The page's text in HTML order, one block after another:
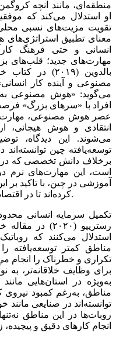
او استدلال می‌کند که
تقویت مزیت‌‌‌های نسبی
معنای تطبیق استراتژی‌‌‌های
انسانی و حتی فرهنگ
مهارت‌‌‌های جدید؛ قلب‌‌‌های
بالدوین
مصنوعی و آینده کار
می‌‌‌گوید: «هوش مصنوعی به
افراد با «سرهای بزرگ»
عصر هوش مصنوعی،
انتقادی و هوش
می‌‌‌شوند. این دیدگاه،
توسعه‌‌‌یافته چین
برخلاف دانش تخصصی که در
است، این مهارت‌‌‌های نرم
آموزشی در چین، با تاکید
کرده‌‌‌اند تا در اقتصاد مبتنی بر هوش مصنوعی رقابت کنند.
تکمیل سرمایه انسانی
رستریپو (۲۰۲۰)
استدلال می‌کنند که
مناطق کمتر توسعه‌‌‌یافته
تکراری و خطرناک را انجام
برای وظایف خلاقانه‌‌‌تر، به
به‌ویژه در استان‌‌‌هایی
مناطق، به‌رغم کمبود نیروی
توانسته‌‌‌اند در صنایعی
روبات‌‌‌ها در این مناطق
انجام کارهای دقیق و